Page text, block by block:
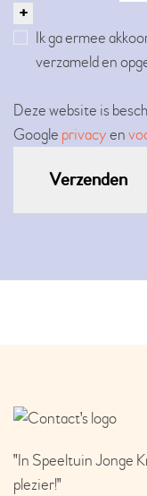
+
Ik ga ermee
verzameld en
Deze website is
Google privacyen
"In Speeltuin Jonge
plezier!"